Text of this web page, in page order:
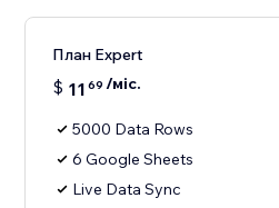
План Expert
$ 11 69 /міс.
5000 Data Rows
6 Google Sheets
Live Data Sync